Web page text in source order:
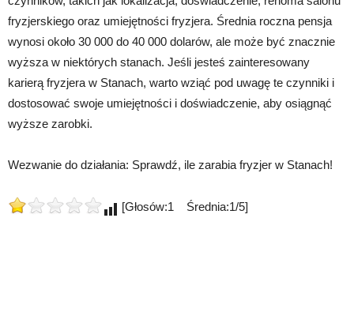
fryzjerskiego oraz umiejętności fryzjera. Średnia roczna pensja
wynosi około 30 000 do 40 000 dolarów, ale może być znacznie
wyższa w niektórych stanach. Jeśli jesteś zainteresowany
karierą fryzjera w Stanach, warto wziąć pod uwagę te czynniki i
dostosować swoje umiejętności i doświadczenie, aby osiągnąć
wyższe zarobki.
Wezwanie do działania: Sprawdź, ile zarabia fryzjer w Stanach!
[Głosów:1 Średnia:1/5]